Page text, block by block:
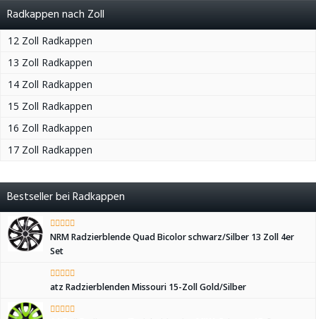
Radkappen nach Zoll
12 Zoll Radkappen
13 Zoll Radkappen
14 Zoll Radkappen
15 Zoll Radkappen
16 Zoll Radkappen
17 Zoll Radkappen
Bestseller bei Radkappen
NRM Radzierblende Quad Bicolor schwarz/Silber 13 Zoll 4er
Set
atz Radzierblenden Missouri 15-Zoll Gold/Silber